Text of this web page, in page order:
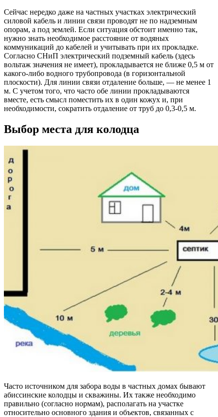
Сейчас нередко даже на частных участках электрический
силовой кабель и линии связи проводят не по надземным
опорам, а под землей. Если ситуация обстоит именно так,
нужно знать необходимое расстояние от водяных
коммуникаций до кабелей и учитывать при их прокладке.
Согласно СНиП электрический подземный кабель (здесь
вольтаж значения не имеет), прокладывается не ближе 0,5 м от
какого-либо водного трубопровода (в горизонтальной
плоскости). Для линии связи отдаление больше, — не менее 1
м. С учетом того, что часто обе линии прокладываются
вместе, есть смысл поместить их в один кожух и, при
необходимости, сократить отдаление от труб до 0,3-0,5 м.
Выбор места для колодца
Часто источником для забора воды в частных домах бывают
абиссинские колодцы и скважины. Их также необходимо
правильно (согласно нормам), располагать на участке
относительно основного здания и объектов, связанных с